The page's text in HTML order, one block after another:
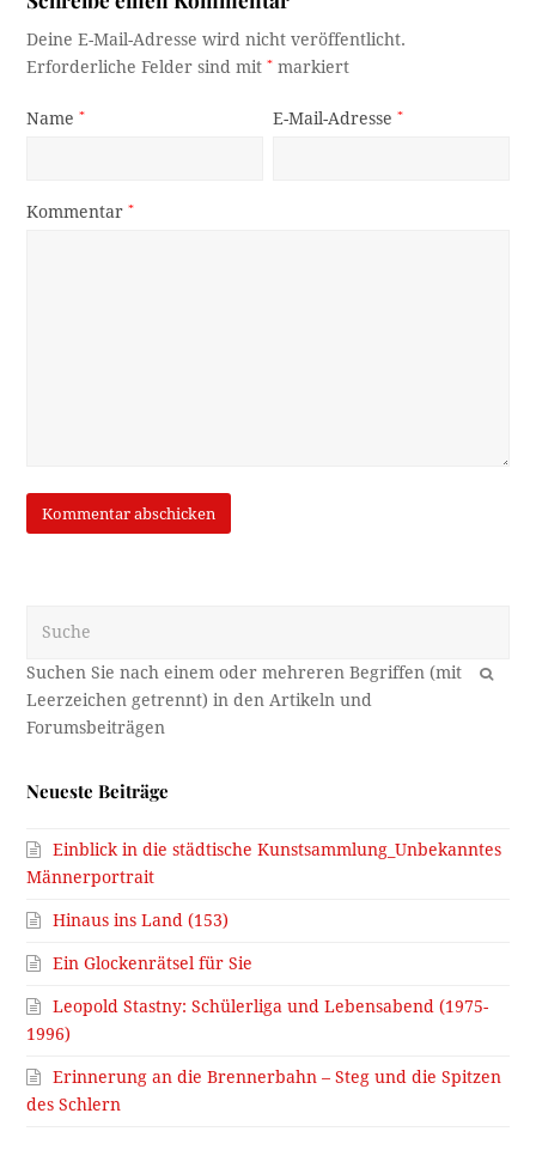
Deine E-Mail-Adresse wird nicht veröffentlicht.
Erforderliche Felder sind mit* markiert
Name* E-Mail-Adresse*
Kommentar*
OK
Neueste Beiträge
Einblick in die städtische Kunstsammlung_Unbekanntes
Männerportrait
Hinaus ins Land (153)
Ein Glockenrätsel für Sie
Leopold Stastny: Schülerliga und Lebensabend (1975-
1996)
Erinnerung an die Brennerbahn – Steg und die Spitzen
des Schlern